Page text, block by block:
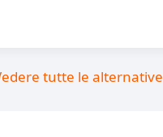
tutte le alternative